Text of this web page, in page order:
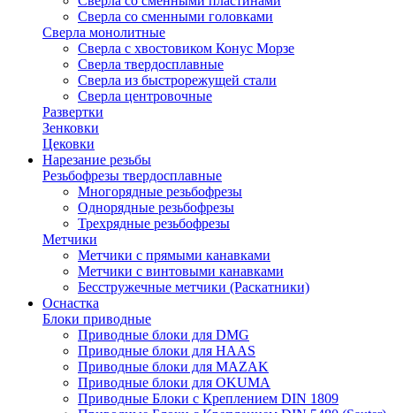
Сверла со сменными головками
Сверла монолитные
Сверла с хвостовиком Конус Морзе
Сверла твердосплавные
Сверла из быстрорежущей стали
Сверла центровочные
Развертки
Зенковки
Цековки
Нарезание резьбы
Резьбофрезы твердосплавные
Многорядные резьбофрезы
Однорядные резьбофрезы
Трехрядные резьбофрезы
Метчики
Метчики с прямыми канавками
Метчики с винтовыми канавками
Бесстружечные метчики (Раскатники)
Оснастка
Блоки приводные
Приводные блоки для DMG
Приводные блоки для HAAS
Приводные блоки для MAZAK
Приводные блоки для OKUMA
Приводные Блоки с Креплением DIN 1809